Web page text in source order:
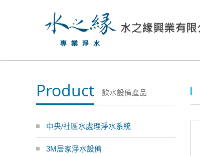
Product 飲水設備產品
中央/社區水處理淨水系統
3M居家淨水設備